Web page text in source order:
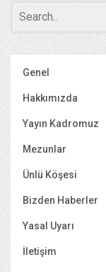
Genel
Hakkımızda
Yayın Kadromuz
Mezunlar
Ünlü Köşesi
Bizden Haberler
Yasal Uyarı
İletişim